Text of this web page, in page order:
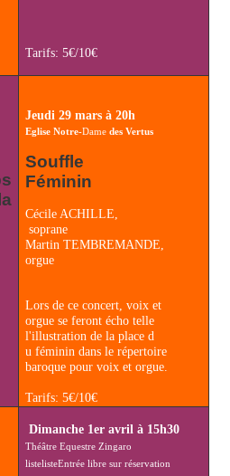
Tarifs: 5€/10€
Jeudi 29 mars à 20h
Eglise Notre-Damedes Vertus
Souffle
Féminin
Cécile ACHILLE,
soprane
Martin TEMBREMANDE,
orgue
Lors de ce concert, voix et
orgue se feront écho telle
l'illustration de la place d
u féminin dans le répertoire
baroque pour voix et orgue.
Tarifs: 5€/10€
Dimanche 1er avril à 15h30
Théâtre Equestre Zingaro
listelisteEntrée libre sur réservation